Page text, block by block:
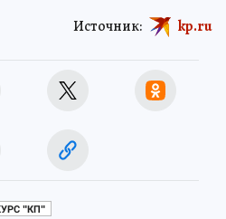
Источник: kp.ru
"КП"